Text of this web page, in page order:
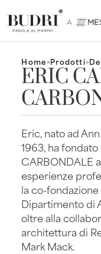
Home>Prodotti>
ERIC
Eric, nato ad
1963, ha
CARBONDALE
esperienze
la co-
Dipartimento di
oltre alla
architettura di
Mark Mack.